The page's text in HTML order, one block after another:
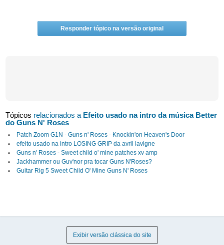
Responder tópico na versão original
Tópicos relacionados a Efeito usado na intro da música Better
do Guns N' Roses
Patch Zoom G1N - Guns n' Roses - Knockin'on Heaven's Door
efeito usado na intro LOSING GRIP da avril lavigne
Guns n' Roses - Sweet child o' mine patches xv amp
Jackhammer ou Guv'nor pra tocar Guns N'Roses?
Guitar Rig 5 Sweet Child O' Mine Guns N' Roses
Exibir versão clássica do site